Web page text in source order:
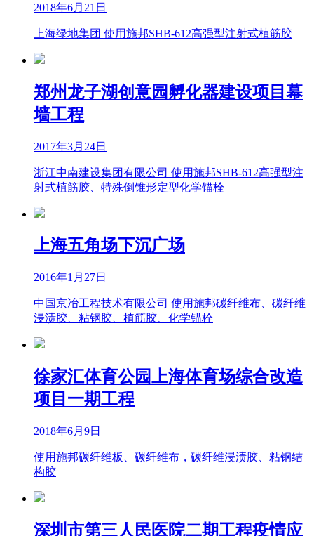
2018年6月21日
上海绿地集团 使用施邦SHB-612高强型注射式植筋胶
郑州龙子湖创意园孵化器建设项目幕
墙工程
2017年3月24日
浙江中南建设集团有限公司 使用施邦SHB-612高强型注
射式植筋胶、特殊倒锥形定型化学锚栓
上海五角场下沉广场
2016年1月27日
中国京冶工程技术有限公司 使用施邦碳纤维布、碳纤维
浸渍胶、粘钢胶、植筋胶、化学锚栓
徐家汇体育公园上海体育场综合改造
项目一期工程
2018年6月9日
使用施邦碳纤维板、碳纤维布，碳纤维浸渍胶、粘钢结
构胶
深圳市第三人民医院二期工程疫情应